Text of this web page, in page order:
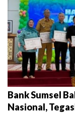
Bank Sumsel
Nasional,